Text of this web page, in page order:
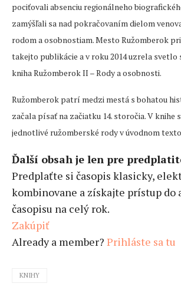
pociťovali absenciu regionálneho
zamýšľali sa nad pokračovaním dielom
rodom a osobnostiam. Mesto Ružomberok
takejto publikácie a v roku 2014 uzrela svetlo
kniha Ružomberok II – Rody a osobnosti.
Ružomberok patrí medzi mestá s bohatou
začala písať na začiatku 14. storočia. V knihe
jednotlivé ružomberské rody v úvodnom
Ďalší obsah je len pre
Predplaťte si časopis klasicky,
kombinovane a získajte prístup do
časopisu na celý rok.
Zakúpiť
Already a member? Prihláste sa tu
KNIHY